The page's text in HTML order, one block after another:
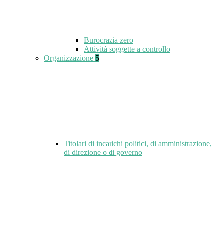
Burocrazia zero
Attività soggette a controllo
Organizzazione 5
Titolari di incarichi politici, di amministrazione,
di direzione o di governo